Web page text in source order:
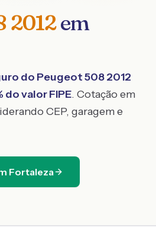
2012em
do Peugeot5082012
do valor FIPE. Cotação em
CEP, garagem e
Fortaleza